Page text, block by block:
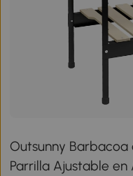
Outsunny
Parrilla Ajustable en